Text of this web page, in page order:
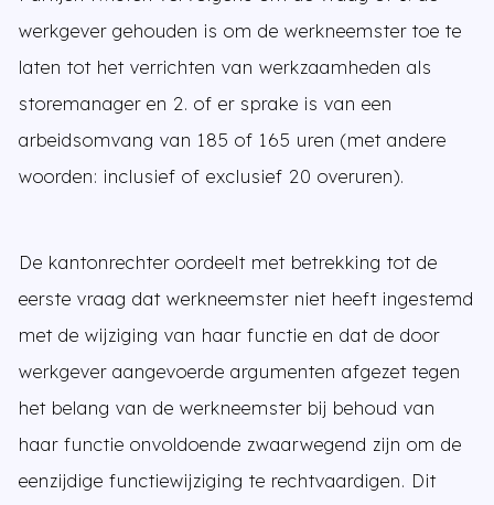
werkgever gehouden is om de werkneemster toe te
laten tot het verrichten van werkzaamheden als
storemanager en 2. of er sprake is van een
arbeidsomvang van 185 of 165 uren (met andere
woorden: inclusief of exclusief 20 overuren).
De kantonrechter oordeelt met betrekking tot de
eerste vraag dat werkneemster niet heeft ingestemd
met de wijziging van haar functie en dat de door
werkgever aangevoerde argumenten afgezet tegen
het belang van de werkneemster bij behoud van
haar functie onvoldoende zwaarwegend zijn om de
eenzijdige functiewijziging te rechtvaardigen. Dit